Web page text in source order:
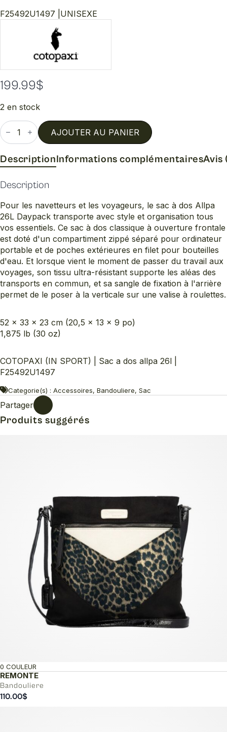
F25492U1497 | UNISEXE
199.99$
2 en stock
quantité
de
Sac
dos
allpa
AJOUTER AU PANIER
DescriptionInformations complémentairesAvis
Description
Pour les navetteurs et les voyageurs, le sac à dos Allpa
26L Daypack transporte avec style et organisation tous
vos essentiels. Ce sac à dos classique à ouverture frontale
est doté d'un compartiment zippé séparé pour ordinateur
portable et de poches extérieures en filet pour bouteilles
d'eau. Et lorsque vient le moment de passer du travail aux
voyages, son tissu ultra-résistant supporte les aléas des
transports en commun, et sa sangle de fixation à l'arrière
permet de le poser à la verticale sur une valise à roulettes.
52 x 33 x 23 cm (20,5 x 13 x 9 po)
1,875 lb (30 oz)
COTOPAXI (IN SPORT) | Sac a dos allpa 26l |
F25492U1497
Categorie(s) : Accessoires, Bandouliere, Sac
Partager
Produits suggérés
REMONTE
Bandouliere
0 COULEUR
110.00$